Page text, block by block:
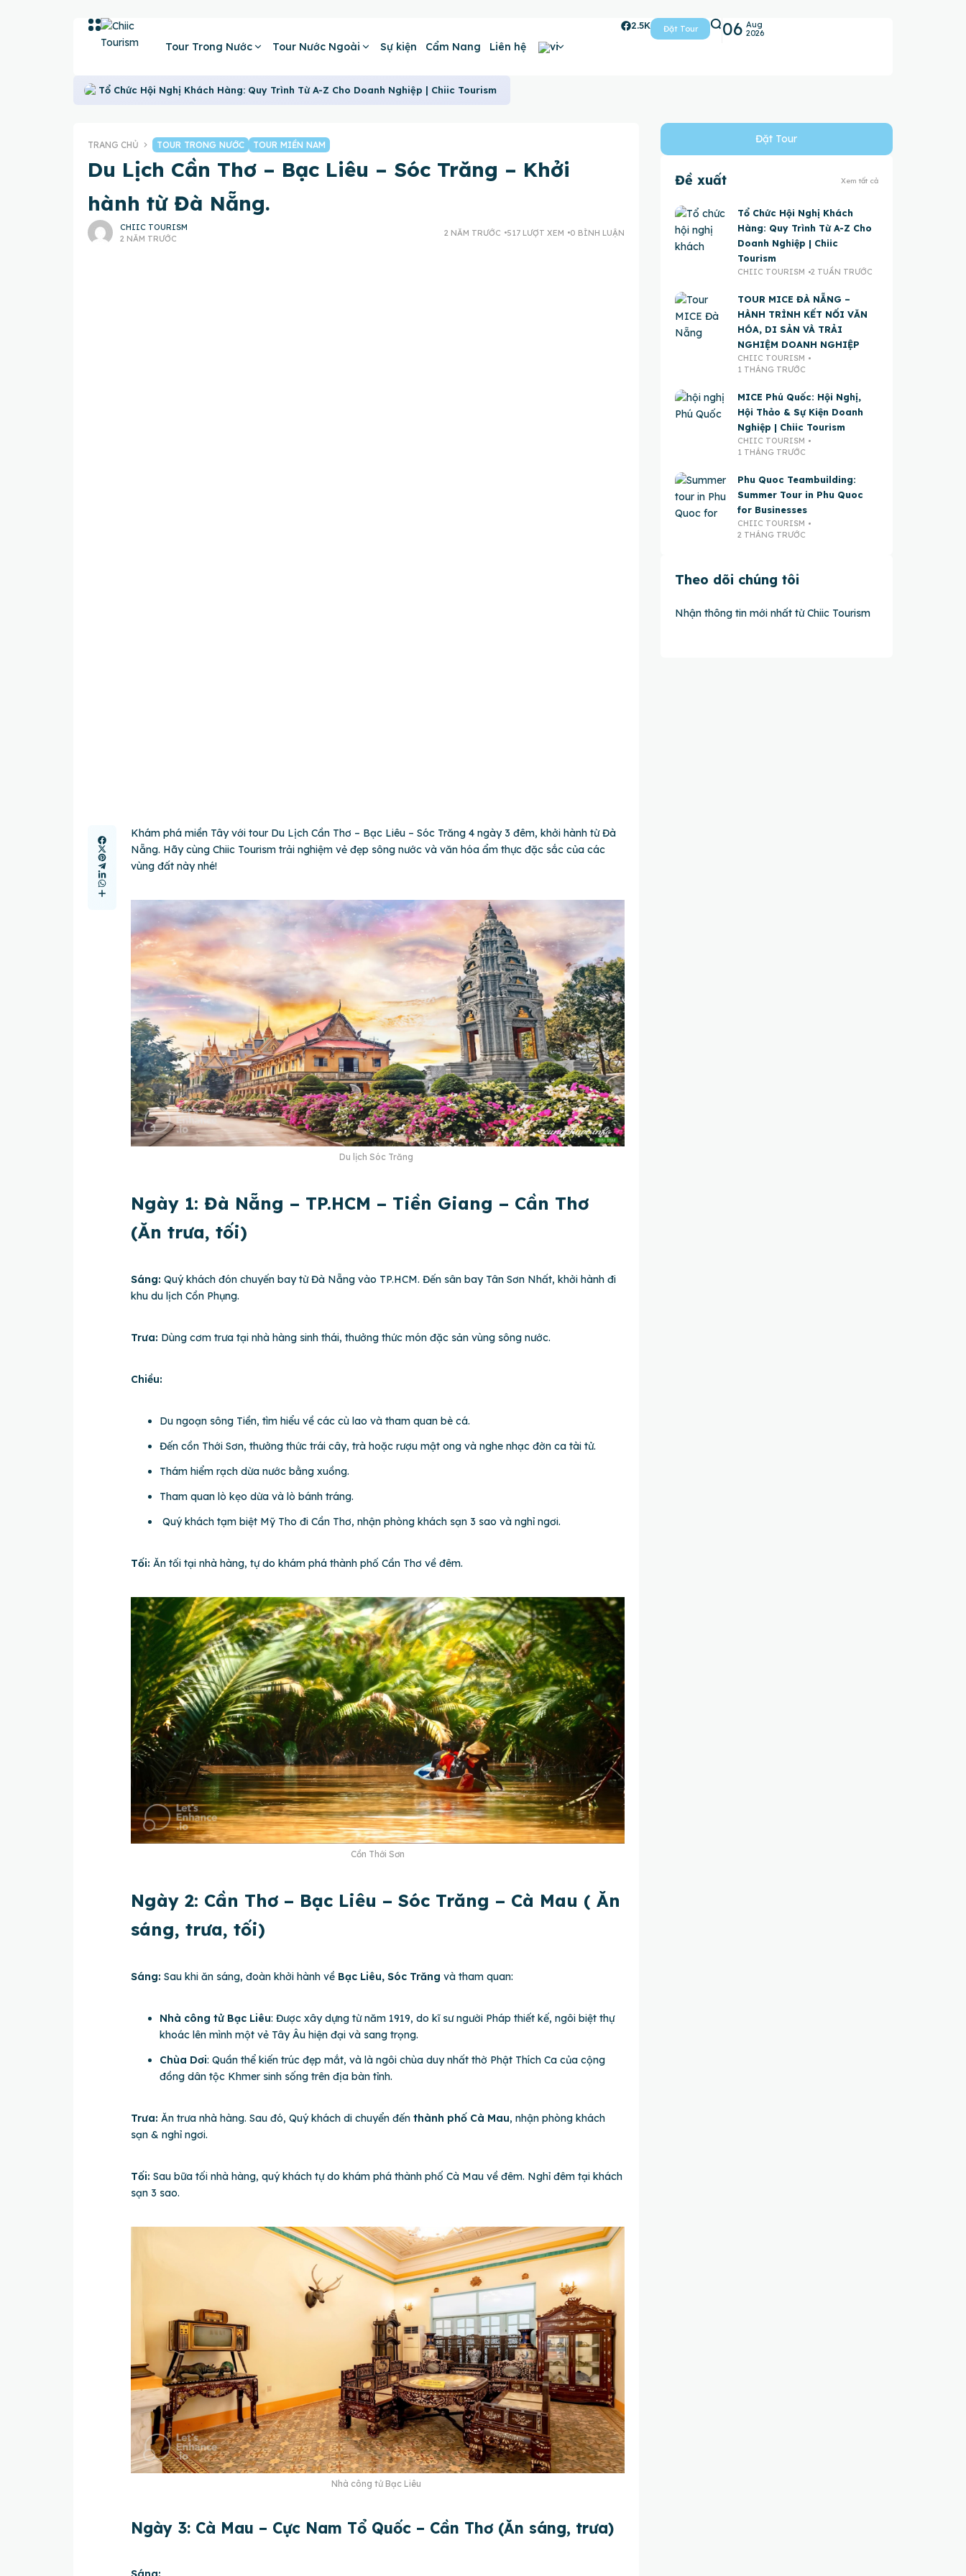
Tour Trong Nước Tour Nước Ngoài Sự kiện Cẩm Nang Liên hệ
2.5K Đặt Tour 06 Aug
2026
Tổ Chức Hội Nghị Khách Hàng: Quy Trình Từ A-Z Cho Doanh Nghiệp | Chiic Tourism
TRANG CHỦ TOUR TRONG NƯỚC TOUR MIỀN NAM
Du Lịch Cần Thơ – Bạc Liêu – Sóc Trăng – Khởi
hành từ Đà Nẵng.
CHIIC TOURISM
2 NĂM TRƯỚC
2 NĂM TRƯỚC 517 LƯỢT XEM 0 BÌNH LUẬN
Khám phá miền Tây với tour Du Lịch Cần Thơ – Bạc Liêu – Sóc Trăng 4 ngày 3 đêm, khởi hành từ Đà
Nẵng. Hãy cùng Chiic Tourism trải nghiệm vẻ đẹp sông nước và văn hóa ẩm thực đặc sắc của các
vùng đất này nhé!
Du lịch Sóc Trăng
Ngày 1: Đà Nẵng – TP.HCM – Tiền Giang – Cần Thơ
(Ăn trưa, tối)
Sáng: Quý khách đón chuyến bay từ Đà Nẵng vào TP.HCM. Đến sân bay Tân Sơn Nhất, khởi hành đi
khu du lịch Cồn Phụng.
Trưa: Dùng cơm trưa tại nhà hàng sinh thái, thưởng thức món đặc sản vùng sông nước.
Chiều:
Du ngoạn sông Tiền, tìm hiểu về các cù lao và tham quan bè cá.
Đến cồn Thới Sơn, thưởng thức trái cây, trà hoặc rượu mật ong và nghe nhạc đờn ca tài tử.
Thám hiểm rạch dừa nước bằng xuồng.
Tham quan lò kẹo dừa và lò bánh tráng.
Quý khách tạm biệt Mỹ Tho đi Cần Thơ, nhận phòng khách sạn 3 sao và nghỉ ngơi.
Tối: Ăn tối tại nhà hàng, tự do khám phá thành phố Cần Thơ về đêm.
Cồn Thới Sơn
Ngày 2: Cần Thơ – Bạc Liêu – Sóc Trăng – Cà Mau ( Ăn
sáng, trưa, tối)
Sáng: Sau khi ăn sáng, đoàn khởi hành về Bạc Liêu, Sóc Trăng và tham quan:
Nhà công tử Bạc Liêu: Được xây dựng từ năm 1919, do kĩ sư người Pháp thiết kế, ngôi biệt thự
khoác lên mình một vẻ Tây Âu hiện đại và sang trọng.
Chùa Dơi: Quần thể kiến trúc đẹp mắt, và là ngôi chùa duy nhất thờ Phật Thích Ca của cộng
đồng dân tộc Khmer sinh sống trên địa bàn tỉnh.
Trưa: Ăn trưa nhà hàng. Sau đó, Quý khách di chuyển đến thành phố Cà Mau, nhận phòng khách
sạn & nghỉ ngơi.
Tối: Sau bữa tối nhà hàng, quý khách tự do khám phá thành phố Cà Mau về đêm. Nghỉ đêm tại khách
sạn 3 sao.
Nhà công tử Bạc Liêu
Ngày 3: Cà Mau – Cực Nam Tổ Quốc – Cần Thơ (Ăn sáng, trưa)
Đặt Tour
Đề xuất Xem tất cả
Tổ Chức Hội Nghị Khách
Hàng: Quy Trình Từ A-Z Cho
Doanh Nghiệp | Chiic
Tourism
CHIIC TOURISM 2 TUẦN TRƯỚC
TOUR MICE ĐÀ NẴNG –
HÀNH TRÌNH KẾT NỐI VĂN
HÓA, DI SẢN VÀ TRẢI
NGHIỆM DOANH NGHIỆP
CHIIC TOURISM
1 THÁNG TRƯỚC
MICE Phú Quốc: Hội Nghị,
Hội Thảo & Sự Kiện Doanh
Nghiệp | Chiic Tourism
CHIIC TOURISM
1 THÁNG TRƯỚC
Phu Quoc Teambuilding:
Summer Tour in Phu Quoc
for Businesses
CHIIC TOURISM
2 THÁNG TRƯỚC
Theo dõi chúng tôi
Nhận thông tin mới nhất từ Chiic Tourism